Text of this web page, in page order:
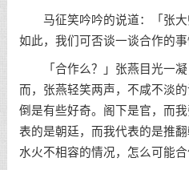
马征笑吟吟的说道：「张大
如此，我们可否谈一谈合作的事
「合作么？」张燕目光一凝
而，张燕轻笑两声，不咸不淡
倒是有些好奇。阁下是官，而
表的是朝廷，而我代表的是推
水火不相容的情况，怎么可能合